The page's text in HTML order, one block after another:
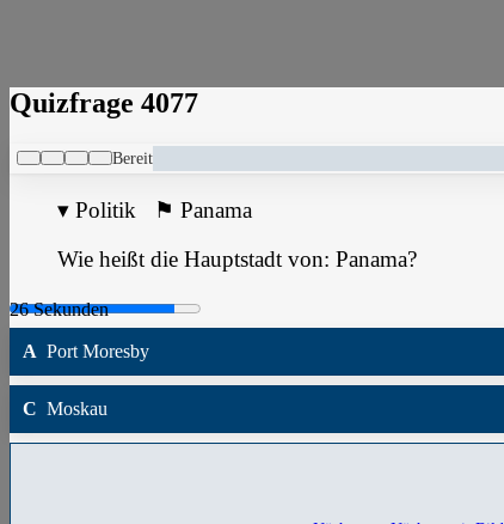
Quizfrage 4077
Bereit
▾ Politik ⚑ Panama
Wie heißt die Hauptstadt von: Panama?
A Port Moresby
C Moskau